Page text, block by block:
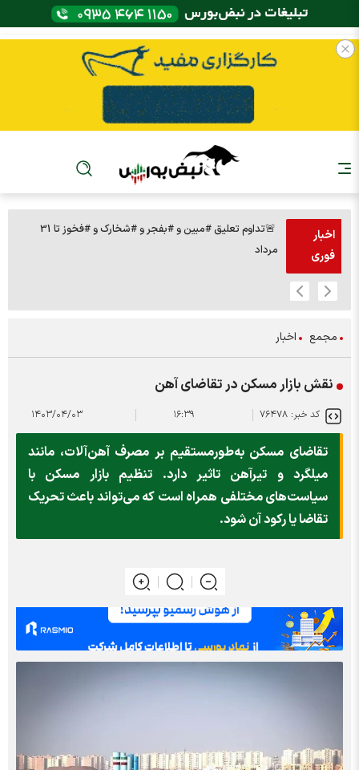
اخبار
فوری
🚨تداوم تعلیق #مبین و #بفجر و #شخارک و #فخوز تا 31
مرداد
مجمع اخبار
نقش بازار مسکن در تقاضای آهن
کد خبر: ۷۶۴۷۸ ۱۶:۳۹ ۱۴۰۳/۰۴/۰۳
تقاضای مسکن به‌طورمستقیم بر مصرف آهن‌آلات، مانند
میلگرد و تیرآهن تاثیر دارد. تنظیم بازار مسکن با
سیاست‌های مختلفی همراه است که می‌تواند باعث تحریک
تقاضا یا رکود آن شود.